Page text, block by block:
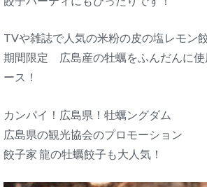
TVや雑誌で人気の米粉の皮の塩レモン
期間限定 広島産の牡蠣をふんだんに使
ース！
カンパイ！広島県！牡蠣ングダム
広島県の観光協会のプロモーション
餃子家 龍の牡蠣餃子も大人気！